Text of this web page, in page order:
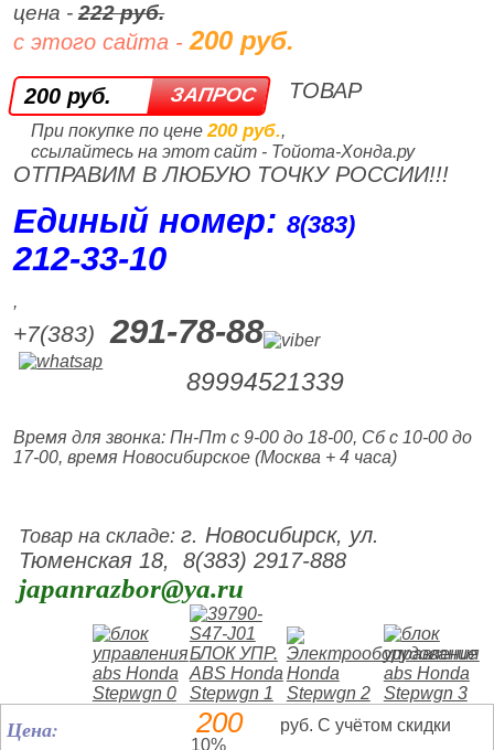
цена -222 руб.
с этого сайта -200 руб.
200 руб.
При покупке по цене 200 руб.,
ссылайтесь на этот сайт - Тойота-Хонда.ру
ТОВАР
ОТПРАВИМ В ЛЮБУЮ ТОЧКУ РОССИИ!!!
Единый номер:8(383)
212‑33‑10
,
+7(383) 291-78-88
89994521339
Время для звонка: Пн-Пт с 9-00 до 18-00, Сб с 10-00 до
17-00, время Новосибирское (Москва + 4 часа)
Товар на складе:г. Новосибирск, ул.
Тюменская 18, 8(383) 2917-888
japanrazbor@ya.ru
Цена: 200
руб. С учётом скидки
10%